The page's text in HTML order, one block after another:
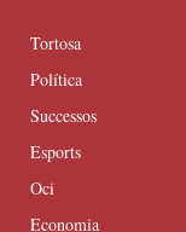
Tortosa
Política
Successos
Esports
Oci
Economia